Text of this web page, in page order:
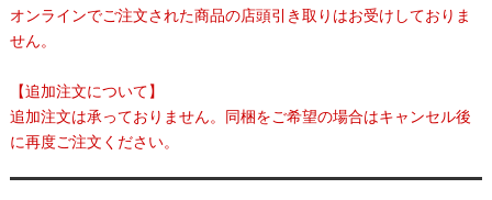
オンラインでご注文された商品の店頭引き取りはお受けしておりま
せん。
【追加注文について】
追加注文は承っておりません。同梱をご希望の場合はキャンセル後
に再度ご注文ください。